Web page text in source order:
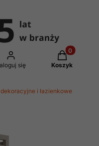
się
Produkty
Koszyk
i łazienkowe